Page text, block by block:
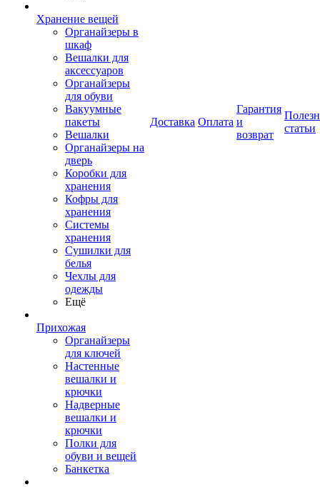
Хранение вещей
Органайзеры в
шкаф
Вешалки для
аксессуаров
Органайзеры
для обуви
Вакуумные
пакеты
Вешалки
Органайзеры на
дверь
Коробки для
хранения
Кофры для
хранения
Системы
хранения
Сушилки для
белья
Чехлы для
одежды
Ещё
Прихожая
Органайзеры
для ключей
Настенные
вешалки и
крючки
Надверные
вешалки и
крючки
Полки для
обуви и вещей
Банкетка
Доставка Оплата
Гарантия
и
возврат
статьи